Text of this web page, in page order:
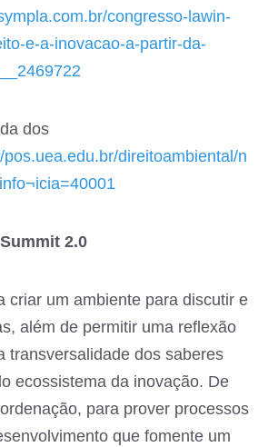
congresso-lawin-
e-a-inovacao-a-partir-da-
dos
pos.uea.edu.br/direitoambiental/n
2.0
criar um ambiente para discutir e
além de permitir uma reflexão
transversalidade dos saberes
ecossistema da inovação. De
para prover processos
que fomente um